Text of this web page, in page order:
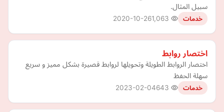
سبيل المثال.
خدمات 2020-10-26
اختصار روابط
اختصار الروابط الطويلة وتحويلها لروابط قصيرة بشكل مميز و سريع
سهلة الحفظ
خدمات 2023-02-04